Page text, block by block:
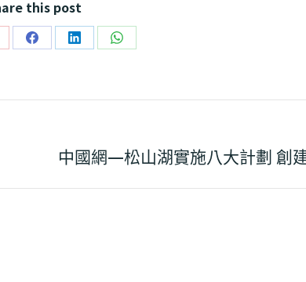
this post
Share
Facebook
Share
LinkedIn
Share
WhatsApp
Next
中國網—松山湖實施八大計劃 創